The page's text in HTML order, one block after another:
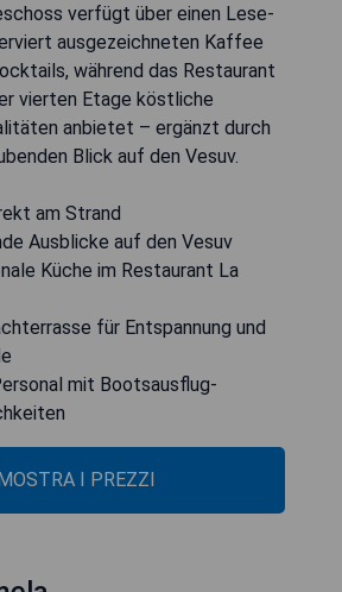
verfügt über einen Lese-
ausgezeichneten Kaffee
während das Restaurant
vierten Etage köstliche
anbietet – ergänzt durch
Blick auf den Vesuv.
am Strand
Ausblicke auf den Vesuv
Küche im Restaurant La
für Entspannung und
mit Bootsausflug-
I PREZZI